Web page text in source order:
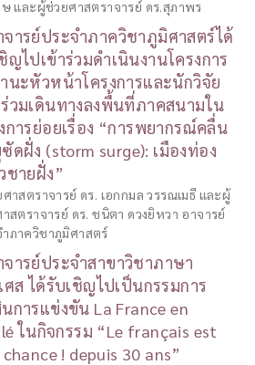
และผู้ช่วยศาสตราจารย์ ดร.สุภาพร
ารย์ประจำภาควิชาภูมิศาสตร์ได้
ญไปเข้าร่วมดำเนินงานโครงการ
นะหัวหน้าโครงการและนักวิจัย
วมเดินทางลงพื้นที่ภาคสนามใน
การย่อยเรื่อง “การพยากรณ์คลื่น
ดฝั่ง (storm surge): เมืองท่อง
ชายฝั่ง”
าสตราจารย์ ดร. เอกกมล วรรณเมธี และผู้
สตราจารย์ ดร. ชนิตา ดวงยิหวา อาจารย์
ภาควิชาภูมิศาสตร์
ารย์ประจำสาขาวิชาภาษา
ศส ได้รับเชิญไปเป็นกรรมการ
การแข่งขัน La France en
ในกิจกรรม “Le français est
! depuis 30 ans”